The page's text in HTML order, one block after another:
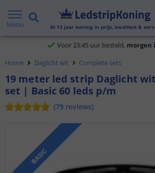
Menu Al 13 jaar koning in prijs, kwaliteit &
Klantbeoordeling 9.1
Voor 23:45 uur besteld, morgen
Home
Daglicht wit Complete sets
19 meter led strip Daglicht
set | Basic 60 leds p/m
(79 reviews)
BASIC